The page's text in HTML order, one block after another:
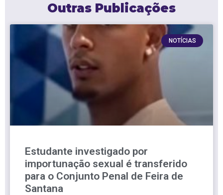
Outras Publicações
NOTÍCIAS
Estudante investigado por
importunação sexual é transferido
para o Conjunto Penal de Feira de
Santana